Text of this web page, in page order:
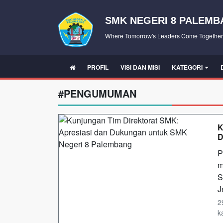
SMK NEGERI 8
Where Tomorrow's Leaders Come Together
PROFIL VISI DAN MISI KATEGORI
#PENGUMUMAN